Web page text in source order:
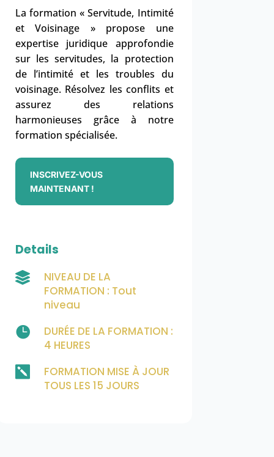
La formation « Servitude, Intimité
et Voisinage » propose une
expertise juridique approfondie
sur les servitudes, la protection
de l’intimité et les troubles du
voisinage. Résolvez les conflits et
assurez des relations
harmonieuses grâce à notre
formation spécialisée.
INSCRIVEZ-VOUS
MAINTENANT !
Details

NIVEAU DE LA
FORMATION : Tout
niveau

DURÉE DE LA FORMATION :
4 HEURES

FORMATION MISE À JOUR
TOUS LES 15 JOURS